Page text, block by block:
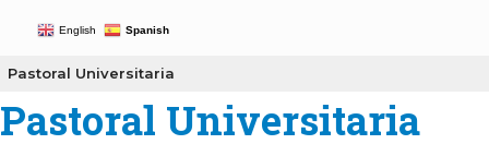
English Spanish
Pastoral Universitaria
Pastoral Universitaria